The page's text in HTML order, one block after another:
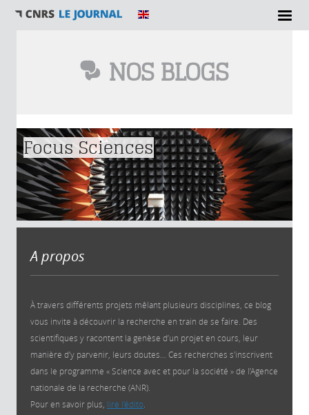
NOS BLOGS
Vous êtes ici
Focus Sciences
A propos
À travers différents projets mêlant plusieurs disciplines, ce blog
vous invite à découvrir la recherche en train de se faire. Des
scientifiques y racontent la genèse d’un projet en cours, leur
manière d’y parvenir, leurs doutes… Ces recherches s'inscrivent
dans le programme « Science avec et pour la société » de l’Agence
nationale de la recherche (ANR).
Pour en savoir plus, lire l'édito